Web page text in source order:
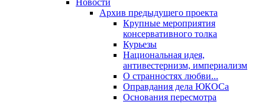
Новости
Архив предыдущего проекта
Крупные мероприятия
консервативного толка
Курьезы
Национальная идея,
антивестернизм, империализм
О странностях любви...
Оправдания дела ЮКОСа
Основания пересмотра